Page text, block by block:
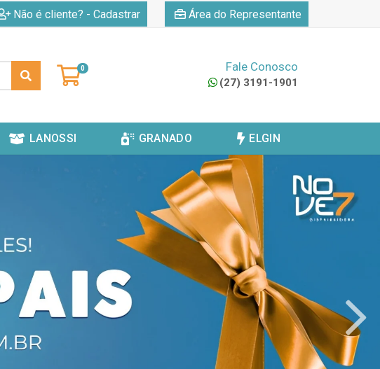
Não é cliente? - Cadastrar Área do Representante
0 Fale Conosco
(27) 3191-1901
LANOSSI GRANADO ELGIN